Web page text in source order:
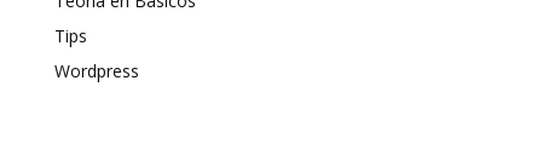
Tips
Wordpress